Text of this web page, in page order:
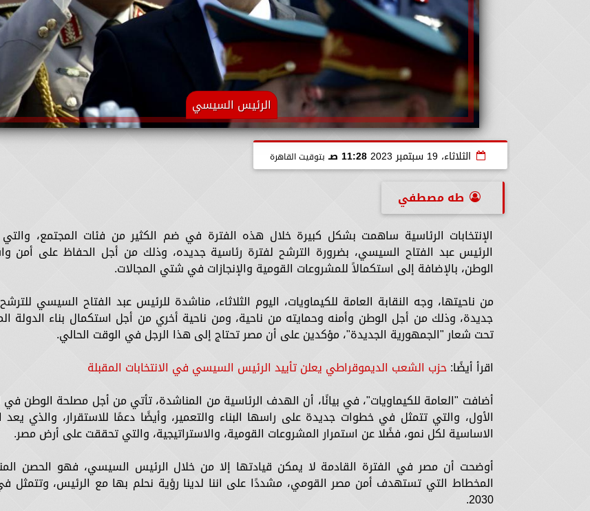
الرئيس السيسي
الثلاثاء، 19 سبتمبر 2023 11:28 صـ بتوقيت القاهرة
طه مصطفي
الإنتخابات الرئاسية ساهمت بشكل كبيرة خلال هذه الفترة في ضم الكثير من فئات المجتمع،
الرئيس عبد الفتاح السيسي، بضرورة الترشح لفترة رئاسية جديده، وذلك من أجل الحفاظ على أمن
الوطن، بالإضافة إلى استكمالاً للمشروعات القومية والإنجازات في شتي المجالات.
من ناحيتها، وجه النقابة العامة للكيماويات، اليوم الثلاثاء، مناشدة للرئيس عبد الفتاح السيسي
جديدة، وذلك من أجل الوطن وأمنه وحمايته من ناحية، ومن ناحية أخري من أجل استكمال بناء الدولة
تحت شعار "الجمهورية الجديدة"، مؤكدين على أن مصر تحتاج إلى هذا الرجل في الوقت الحالي.
اقرأ أيضًا:حزب الشعب الديموقراطي يعلن تأييد الرئيس السيسي في الانتخابات المقبلة
أضافت "العامة للكيماويات"، في بيانًا، أن الهدف الرئاسية من المناشدة، تأتي من أجل مصلحة الوطن في
الأول، والتي تتمثل في خطوات جديدة على راسها البناء والتعمير، وأيضًا دعمًا للاستقرار، والذي يعد
الاساسية لكل نمو، فضًلا عن استمرار المشروعات القومية، والاستراتيجية، والتي تحققت على أرض مصر.
أوضحت أن مصر في الفترة القادمة لا يمكن قيادتها إلا من خلال الرئيس السيسي، فهو الحصن
المخطاط التي تستهدف أمن مصر القومي، مشددًا على اننا لدينا رؤية نحلم بها مع الرئيس، وتتمثل
2030.